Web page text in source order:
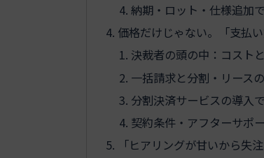
納期・ロット・仕様追加
価格だけじゃない。「支払
決裁者の頭の中：コスト
一括請求と分割・リース
分割決済サービスの導入
契約条件・アフターサポ
「ヒアリングが甘いから失